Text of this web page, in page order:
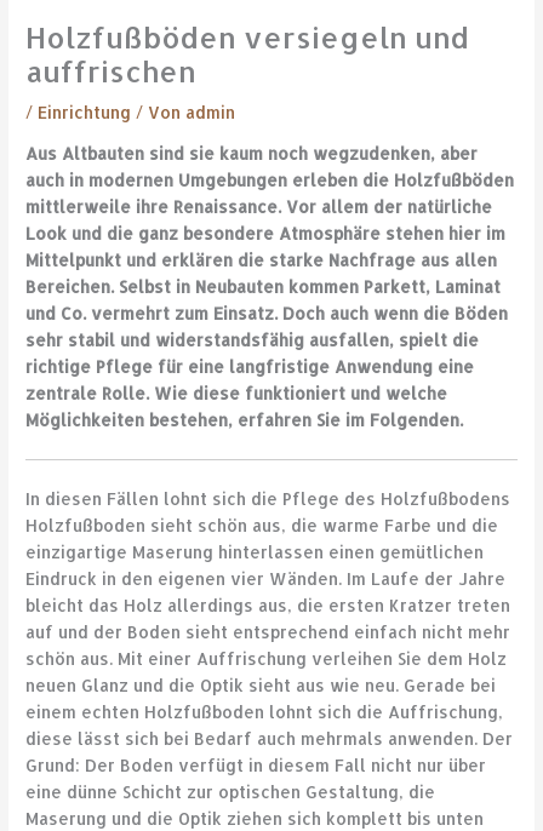
Holzfußböden versiegeln und
auffrischen
/ Einrichtung / Von admin
Aus Altbauten sind sie kaum noch wegzudenken, aber
auch in modernen Umgebungen erleben die Holzfußböden
mittlerweile ihre Renaissance. Vor allem der natürliche
Look und die ganz besondere Atmosphäre stehen hier im
Mittelpunkt und erklären die starke Nachfrage aus allen
Bereichen. Selbst in Neubauten kommen Parkett, Laminat
und Co. vermehrt zum Einsatz. Doch auch wenn die Böden
sehr stabil und widerstandsfähig ausfallen, spielt die
richtige Pflege für eine langfristige Anwendung eine
zentrale Rolle. Wie diese funktioniert und welche
Möglichkeiten bestehen, erfahren Sie im Folgenden.
In diesen Fällen lohnt sich die Pflege des Holzfußbodens
Holzfußboden sieht schön aus, die warme Farbe und die
einzigartige Maserung hinterlassen einen gemütlichen
Eindruck in den eigenen vier Wänden. Im Laufe der Jahre
bleicht das Holz allerdings aus, die ersten Kratzer treten
auf und der Boden sieht entsprechend einfach nicht mehr
schön aus. Mit einer Auffrischung verleihen Sie dem Holz
neuen Glanz und die Optik sieht aus wie neu. Gerade bei
einem echten Holzfußboden lohnt sich die Auffrischung,
diese lässt sich bei Bedarf auch mehrmals anwenden. Der
Grund: Der Boden verfügt in diesem Fall nicht nur über
eine dünne Schicht zur optischen Gestaltung, die
Maserung und die Optik ziehen sich komplett bis unten